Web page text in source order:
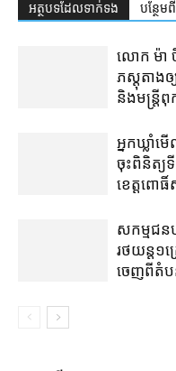
អត្ថបទ​ដែល​ទាក់ទង បន្ថែម​
លោក ម៉ា
ភស្តុតាង​
និង​មន្ត្រី​
អ្នកឃ្លាំម
ចុះ​ពិនិត្យ​
ខេត្តពោ
សកម្មជន​
រថយន្ត​១​
ចេញពី​តំប